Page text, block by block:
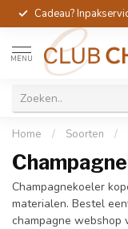
Cadeau?
MENU
Home / Soorten /
Champagnekoeler
materialen. Bestel
champagne webshop